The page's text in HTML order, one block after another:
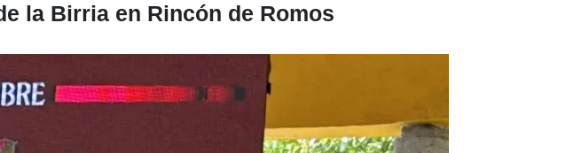
la Birria en Rincón de Romos